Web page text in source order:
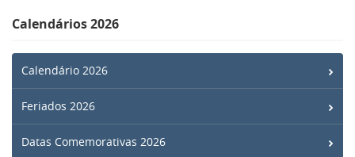
Calendários 2026
Calendário 2026
Feriados 2026
Datas Comemorativas 2026